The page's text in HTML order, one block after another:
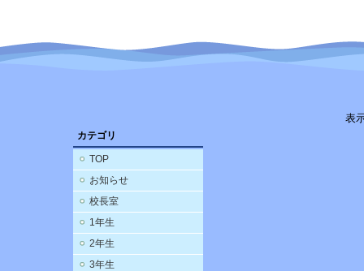
カテゴリ
TOP
お知らせ
校長室
1年生
2年生
3年生
表